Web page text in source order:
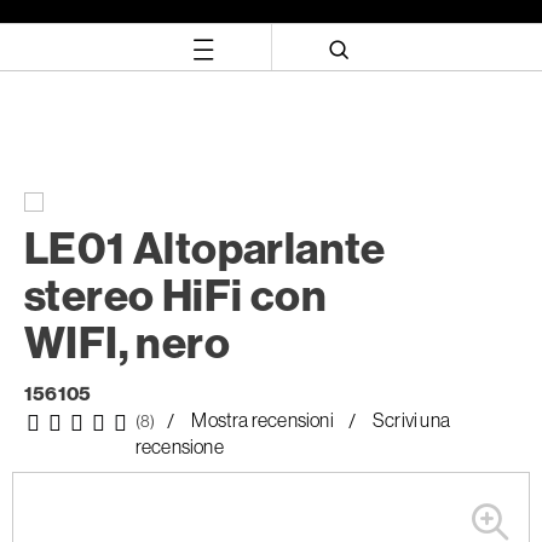
LE01 Altoparlante
stereo HiFi con
WIFI, nero
156105
(8) Mostra recensioni
Scrivi una
recensione